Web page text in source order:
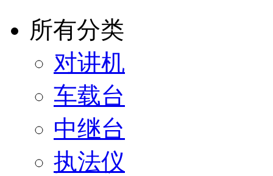
所有分类
对讲机
车载台
中继台
执法仪